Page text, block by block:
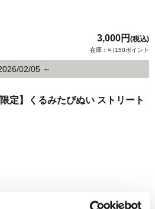
3,000円 (税込)
在庫：× |150ポイント
02/05 ～
定】くるみたぴぬい ストリート